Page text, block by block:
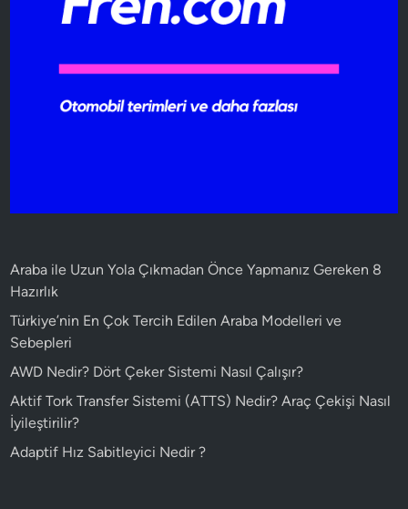
Araba ile Uzun Yola Çıkmadan Önce Yapmanız Gereken 8
Hazırlık
Türkiye’nin En Çok Tercih Edilen Araba Modelleri ve
Sebepleri
AWD Nedir? Dört Çeker Sistemi Nasıl Çalışır?
Aktif Tork Transfer Sistemi (ATTS) Nedir? Araç Çekişi Nasıl
İyileştirilir?
Adaptif Hız Sabitleyici Nedir ?